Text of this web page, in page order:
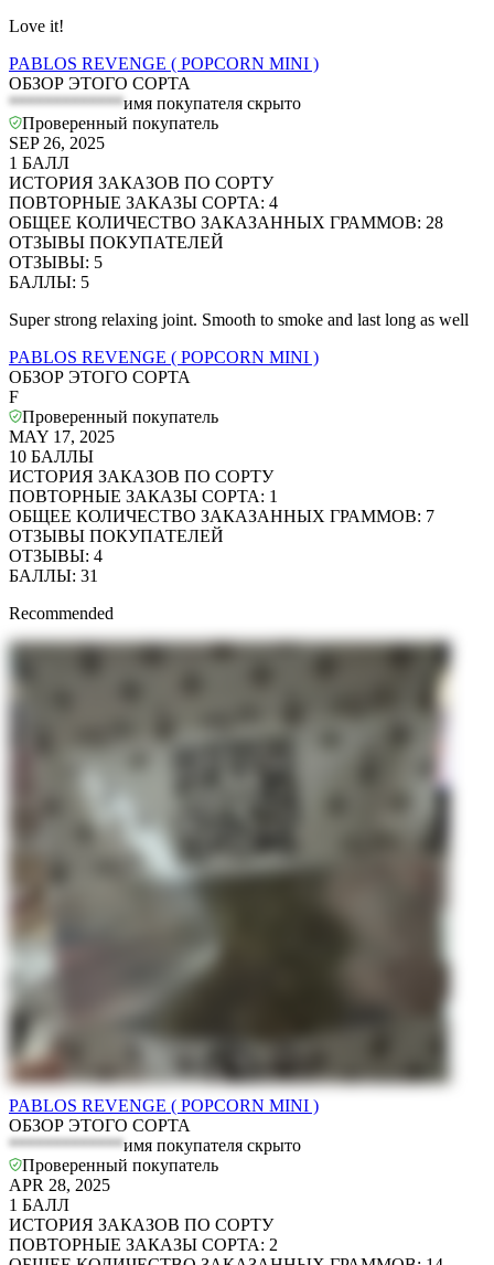
Love it!
PABLOS REVENGE ( POPCORN MINI )
ОБЗОР ЭТОГО СОРТА
*************имя покупателя скрыто
Проверенный покупатель
SEP 26, 2025
1 БАЛЛ
ИСТОРИЯ ЗАКАЗОВ ПО СОРТУ
ПОВТОРНЫЕ ЗАКАЗЫ СОРТА: 4
ОБЩЕЕ КОЛИЧЕСТВО ЗАКАЗАННЫХ ГРАММОВ: 28
ОТЗЫВЫ ПОКУПАТЕЛЕЙ
ОТЗЫВЫ: 5
БАЛЛЫ: 5
Super strong relaxing joint. Smooth to smoke and last long as well
PABLOS REVENGE ( POPCORN MINI )
ОБЗОР ЭТОГО СОРТА
F
Проверенный покупатель
MAY 17, 2025
10 БАЛЛЫ
ИСТОРИЯ ЗАКАЗОВ ПО СОРТУ
ПОВТОРНЫЕ ЗАКАЗЫ СОРТА: 1
ОБЩЕЕ КОЛИЧЕСТВО ЗАКАЗАННЫХ ГРАММОВ: 7
ОТЗЫВЫ ПОКУПАТЕЛЕЙ
ОТЗЫВЫ: 4
БАЛЛЫ: 31
Recommended
PABLOS REVENGE ( POPCORN MINI )
ОБЗОР ЭТОГО СОРТА
*************имя покупателя скрыто
Проверенный покупатель
APR 28, 2025
1 БАЛЛ
ИСТОРИЯ ЗАКАЗОВ ПО СОРТУ
ПОВТОРНЫЕ ЗАКАЗЫ СОРТА: 2